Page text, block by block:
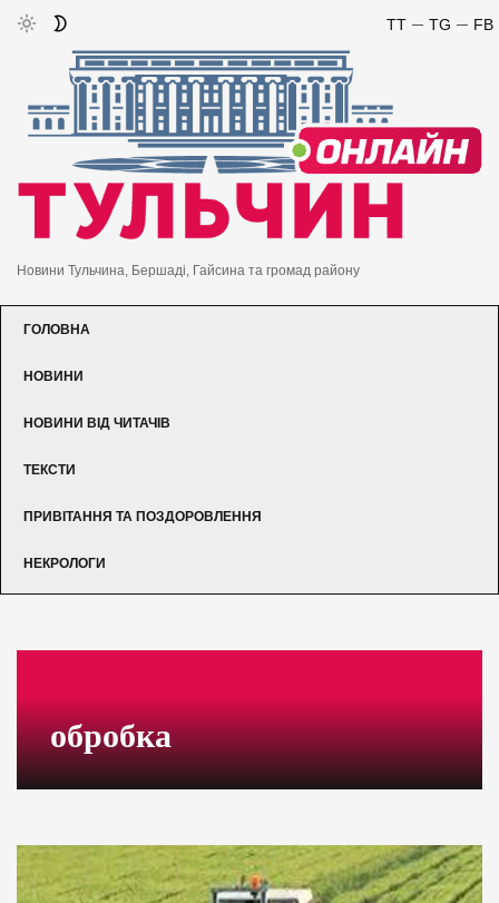
FB
TG
TT
Новини Тульчина, Бершаді, Гайсина та громад району
ГОЛОВНА
НОВИНИ
НОВИНИ ВІД ЧИТАЧІВ
ТЕКСТИ
ПРИВІТАННЯ ТА ПОЗДОРОВЛЕННЯ
НЕКРОЛОГИ
обробка